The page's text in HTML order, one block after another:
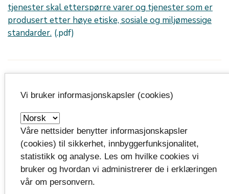
tjenester skal etterspørre varer og tjenester som er
produsert etter høye etiske, sosiale og miljømessige
standarder.
Publisert: 10.12.2021
Vi jobber etter
Vi bruker informasjonskapsler (cookies)
Våre nettsider benytter informasjonskapsler
(cookies) til sikkerhet, innbyggerfunksjonalitet,
statistikk og analyse. Les om hvilke cookies vi
bruker og hvordan vi administrerer de i erklæringen
vår om personvern.